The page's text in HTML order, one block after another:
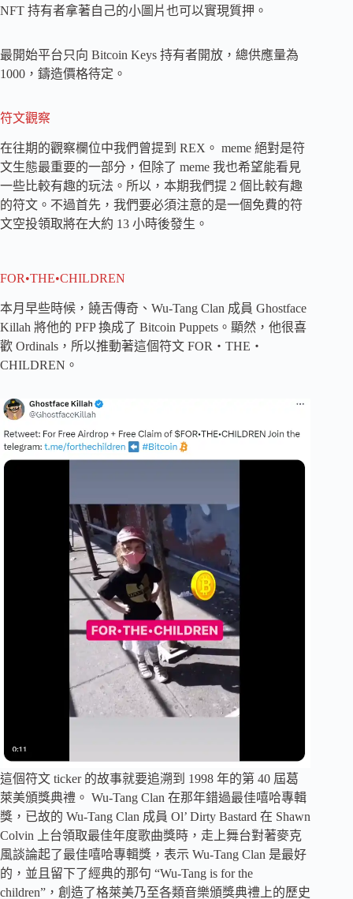
NFT 持有者拿著自己的小圖片也可以實現質押。
最開始平台只向 Bitcoin Keys 持有者開放，總供應量為
1000，鑄造價格待定。
符文觀察
在往期的觀察欄位中我們曾提到 REX。 meme 絕對是符
文生態最重要的一部分，但除了 meme 我也希望能看見
一些比較有趣的玩法。所以，本期我們提 2 個比較有趣
的符文。不過首先，我們要必須注意的是一個免費的符
文空投領取將在大約 13 小時後發生。
FOR•THE•CHILDREN
本月早些時候，饒舌傳奇、Wu-Tang Clan 成員 Ghostface
Killah 將他的 PFP 換成了 Bitcoin Puppets。顯然，他很喜
歡 Ordinals，所以推動著這個符文 FOR・THE・
CHILDREN。
這個符文 ticker 的故事就要追溯到 1998 年的第 40 屆葛
萊美頒獎典禮。 Wu-Tang Clan 在那年錯過最佳嘻哈專輯
獎，已故的 Wu-Tang Clan 成員 Ol’ Dirty Bastard 在 Shawn
Colvin 上台領取最佳年度歌曲獎時，走上舞台對著麥克
風談論起了最佳嘻哈專輯獎，表示 Wu-Tang Clan 是最好
的，並且留下了經典的那句 “Wu-Tang is for the
children”，創造了格萊美乃至各類音樂頒獎典禮上的歷史